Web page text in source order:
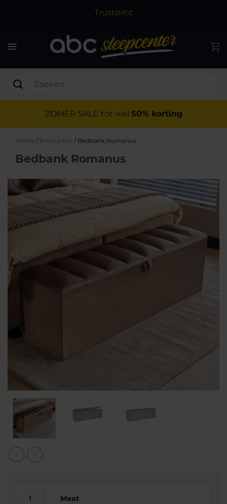
Trustpilot
ZOMER SALE tot wel 50% korting
Home / Producten / Bedbank Romanus
Bedbank Romanus
Maat